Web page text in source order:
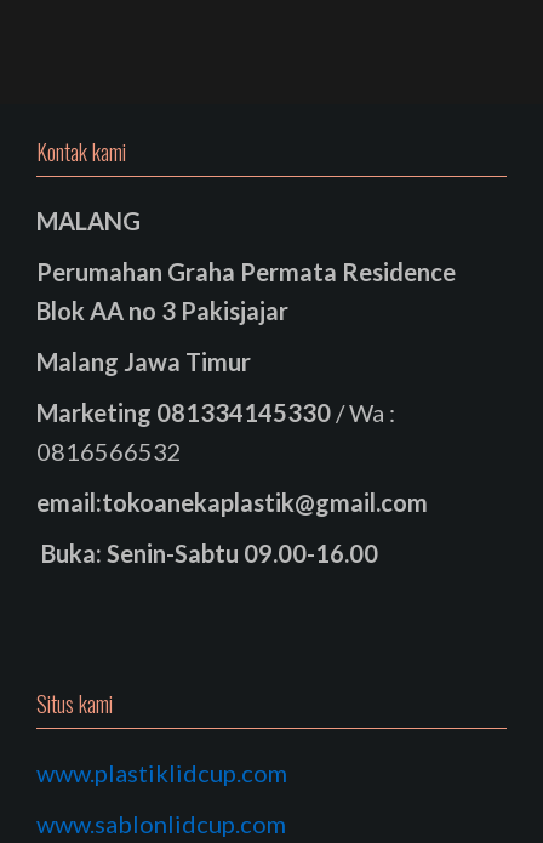
Kontak kami
MALANG
Perumahan Graha Permata Residence
Blok AA no 3 Pakisjajar
Malang Jawa Timur
Marketing 081334145330 / Wa :
0816566532
email:tokoanekaplastik@gmail.com
Buka: Senin-Sabtu 09.00-16.00
Situs kami
www.plastiklidcup.com
www.sablonlidcup.com